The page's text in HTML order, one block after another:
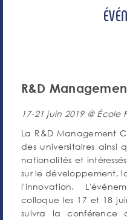
R&D
17-21 juin 2019 @
La R&D Management
des universitaires ainsi
nationalités et
sur le développement,
l'innovation.
colloque les 17 et 18
suivra la conférence